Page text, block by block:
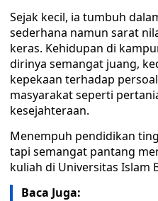
Sejak kecil, ia tumbuh
sederhana namun sarat
keras. Kehidupan di
dirinya semangat juang,
kepekaan terhadap
masyarakat seperti
kesejahteraan.
Menempuh pendidikan
tapi semangat pantang
kuliah di Universitas Islam
Baca Juga: